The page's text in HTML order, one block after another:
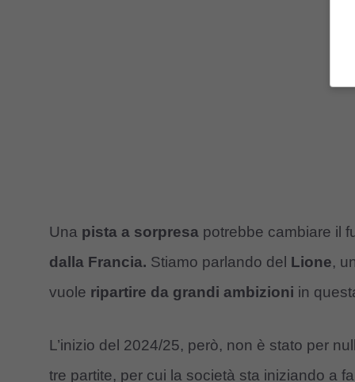
Una pista a sorpresa potrebbe cambiare il
dalla Francia. Stiamo parlando del Lione,
vuole ripartire da grandi ambizioni in
L’inizio del 2024/25, però, non è stato per
tre partite, per cui la società sta iniziando a